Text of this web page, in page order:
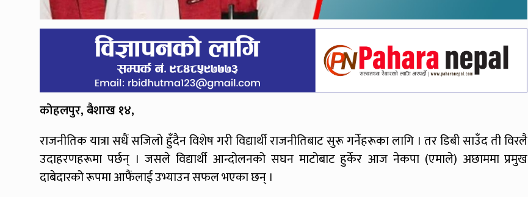
कोहलपुर, बैशाख १४,
राजनीतिक यात्रा सधैं सजिलो हुँदैन विशेष गरी विद्यार्थी राजनीतिबाट सुरू गर्नेहरूका लागि । तर डिबी साउँद ती विरलै
उदाहरणहरूमा पर्छन् । जसले विद्यार्थी आन्दोलनको सघन माटोबाट हुर्केर आज नेकपा (एमाले) अछाममा प्रमुख
दाबेदारको रूपमा आफैंलाई उभ्याउन सफल भएका छन् ।